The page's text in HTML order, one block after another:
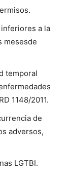
a la
mesesde
temporal
1148/2011.
de
adversos,
LGTBI.